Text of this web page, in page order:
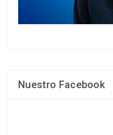
Nuestro Facebook